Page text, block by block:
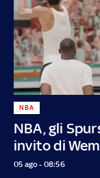
NBA, gli
invito di
NBA
05 ago - 08:56